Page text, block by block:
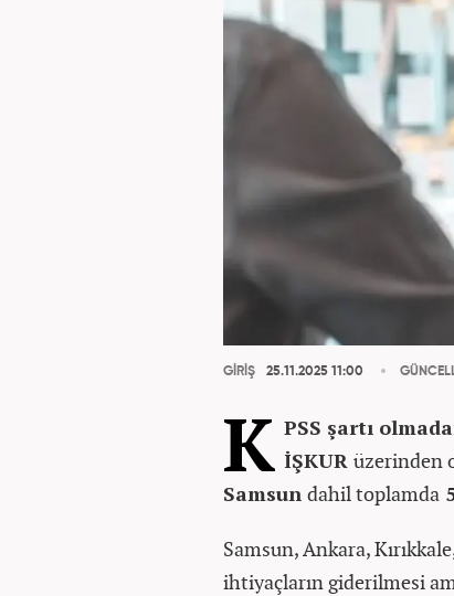
GİRİŞ 25.11.2025 11:00
K PSS şartı
İŞKUR üzerinden
Samsun dahil toplamda
Samsun, Ankara,
ihtiyaçların giderilmesi